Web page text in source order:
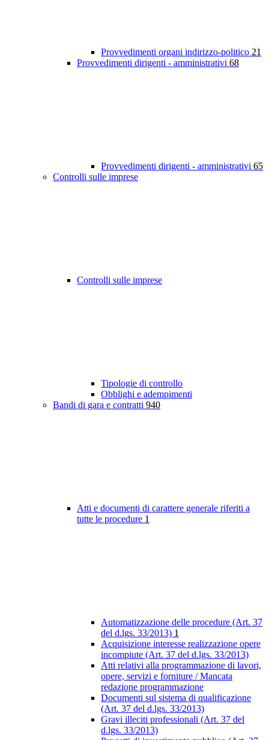
Provvedimenti organi indirizzo-politico 21
Provvedimenti dirigenti - amministrativi 68
Provvedimenti dirigenti - amministrativi 65
Controlli sulle imprese
Controlli sulle imprese
Tipologie di controllo
Obblighi e adempimenti
Bandi di gara e contratti 940
Atti e documenti di carattere generale riferiti a
tutte le procedure 1
Automatizzazione delle procedure (Art. 37
del d.lgs. 33/2013) 1
Acquisizione interesse realizzazione opere
incompiute (Art. 37 del d.lgs. 33/2013)
Atti relativi alla programmazione di lavori,
opere, servizi e forniture / Mancata
redazione programmazione
Documenti sul sistema di qualificazione
(Art. 37 del d.lgs. 33/2013)
Gravi illeciti professionali (Art. 37 del
d.lgs. 33/2013)